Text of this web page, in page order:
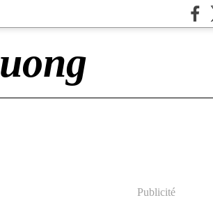
Publicité